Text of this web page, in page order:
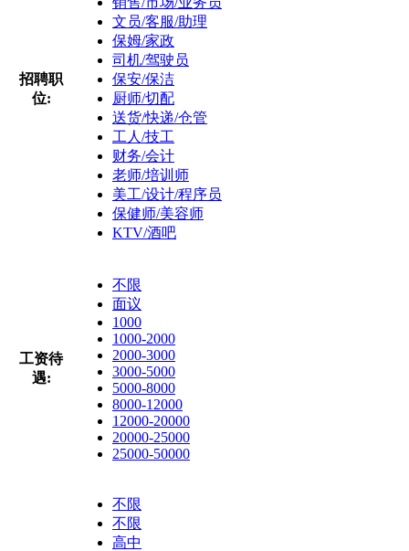
招聘职
位:
文员/客服/助理
保姆/家政
司机/驾驶员
保安/保洁
厨师/切配
送货/快递/仓管
工人/技工
财务/会计
老师/培训师
美工/设计/程序员
保健师/美容师
KTV/酒吧
工资待
遇:
不限
面议
1000
1000-2000
2000-3000
3000-5000
5000-8000
8000-12000
12000-20000
20000-25000
25000-50000
不限
不限
高中